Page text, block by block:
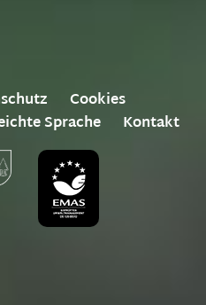
Cookies
Sprache Kontakt